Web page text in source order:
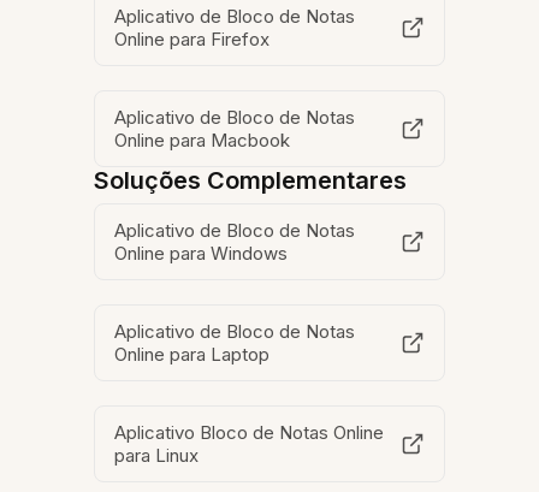
Aplicativo de Bloco de Notas
Online para Firefox
Aplicativo de Bloco de Notas
Online para Macbook
Soluções Complementares
Aplicativo de Bloco de Notas
Online para Windows
Aplicativo de Bloco de Notas
Online para Laptop
Aplicativo Bloco de Notas Online
para Linux